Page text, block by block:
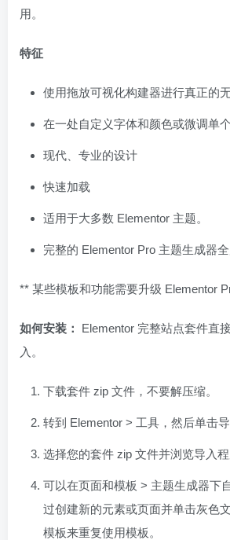
用。
特征
使用拖放可视化构建器进行真正的
在一处自定义字体和颜色或微调单
现代、专业的设计
快速加载
适用于大多数 Elementor 主题。
完整的 Elementor Pro 主题生成器
** 某些模板和功能需要升级 Elementor
如何安装：
Elementor 完整站点套件直
入。
下载套件 zip 文件，不要解压缩。
转到 Elementor > 工具，然后单击
选择您的套件 zip 文件并浏览导入程
可以在页面和模板 > 主题生成器下
过创建新的元素或页面并单击灰色
模板来重复使用模板。